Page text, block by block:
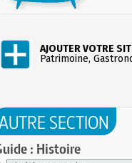
AJOUTER VOTRE
Patrimoine,
SECTION
: Histoire